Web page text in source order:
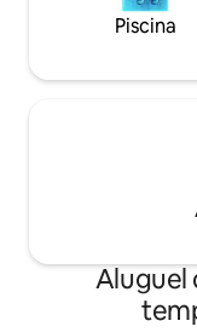
Piscina
Aluguel